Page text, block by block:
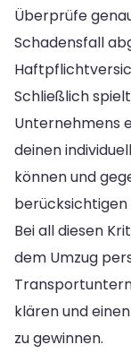
Überprüfe
Schadensfall
Schließlich
Unternehmens
deinen
können und
berücksichtigen
Bei all diesen
dem Umzug
klären und
zu gewinnen.